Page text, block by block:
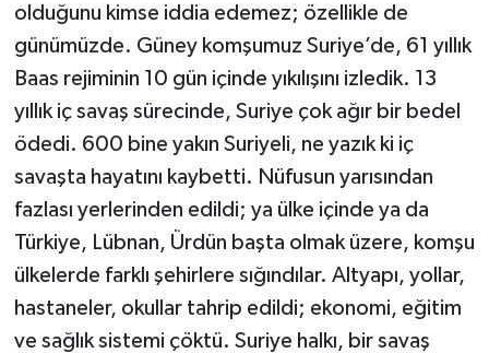
olduğunu kimse iddia edemez; özellikle de
günümüzde. Güney komşumuz Suriye’de, 61 yıllık
Baas rejiminin 10 gün içinde yıkılışını izledik. 13
yıllık iç savaş sürecinde, Suriye çok ağır bir bedel
ödedi. 600 bine yakın Suriyeli, ne yazık ki iç
savaşta hayatını kaybetti. Nüfusun yarısından
fazlası yerlerinden edildi; ya ülke içinde ya da
Türkiye, Lübnan, Ürdün başta olmak üzere, komşu
ülkelerde farklı şehirlere sığındılar. Altyapı, yollar,
hastaneler, okullar tahrip edildi; ekonomi, eğitim
ve sağlık sistemi çöktü. Suriye halkı, bir savaş